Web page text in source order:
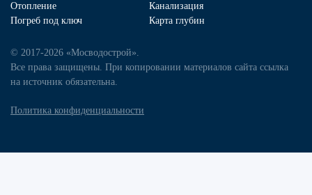
Отопление
Канализация
Погреб под ключ
Карта глубин
© 2017-2026 «Мосводострой».
Все права защищены. При копировании материалов сайта ссылка
на источник обязательна.
Политика конфиденциальности